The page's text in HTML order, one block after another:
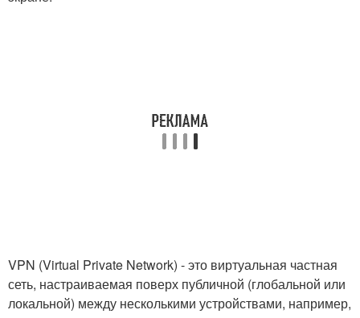
VPN (Virtual Private Network) - это виртуальная частная
сеть, настраиваемая поверх публичной (глобальной или
локальной) между несколькими устройствами, например,